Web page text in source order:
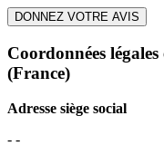
DONNEZ VOTRE AVIS
Coordonnées
(France)
Adresse siège social
- -